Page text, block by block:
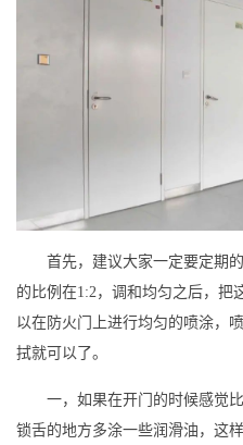
首先，建议大家一定要定期的
的比例在1:2，调和均匀之后，把
以在防火门上进行均匀的喷涂，
拭就可以了。
一，如果在开门的时候感觉比
锁舌的地方多涂一些润滑油，这